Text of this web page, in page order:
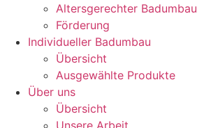
Altersgerechter Badumbau
Förderung
Individueller Badumbau
Übersicht
Ausgewählte Produkte
Über uns
Übersicht